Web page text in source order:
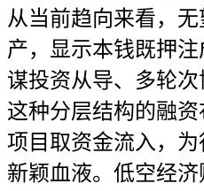
从当前趋向来看，
产，显示本钱既押
谋投资从导、多轮次
这种分层结构的融
项目取资金流入，
新颖血液。低空经